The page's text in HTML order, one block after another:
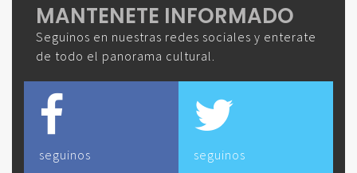
MANTENETE INFORMADO
Seguinos en nuestras redes sociales y enterate
de todo el panorama cultural.
seguinos seguinos